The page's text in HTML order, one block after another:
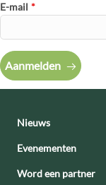
E-mail *
Aanmelden
Nieuws
Evenementen
Word een partner